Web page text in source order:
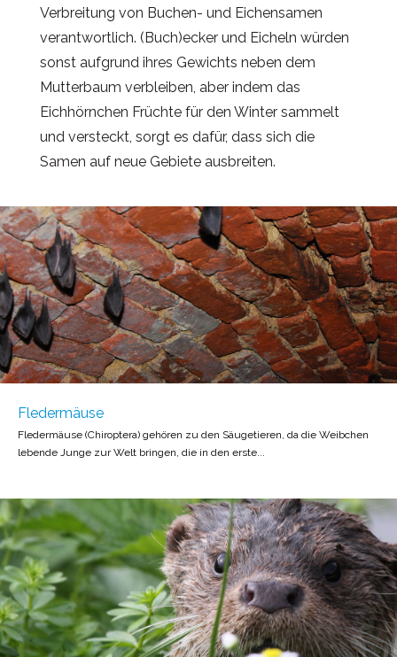
Verbreitung von Buchen- und Eichensamen
verantwortlich. (Buch)ecker und Eicheln würden
sonst aufgrund ihres Gewichts neben dem
Mutterbaum verbleiben, aber indem das
Eichhörnchen Früchte für den Winter sammelt
und versteckt, sorgt es dafür, dass sich die
Samen auf neue Gebiete ausbreiten.
Fledermäuse
Fledermäuse (Chiroptera) gehören zu den Säugetieren, da die Weibchen
lebende Junge zur Welt bringen, die in den erste...